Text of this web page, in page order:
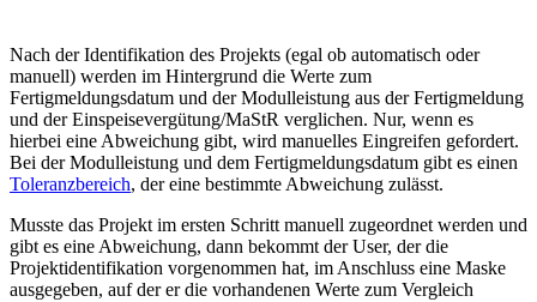
Nach der Identifikation des Projekts (egal ob automatisch oder
manuell) werden im Hintergrund die Werte zum
Fertigmeldungsdatum und der Modulleistung aus der Fertigmeldung
und der Einspeisevergütung/MaStR verglichen. Nur, wenn es
hierbei eine Abweichung gibt, wird manuelles Eingreifen gefordert.
Bei der Modulleistung und dem Fertigmeldungsdatum gibt es einen
Toleranzbereich, der eine bestimmte Abweichung zulässt.
Musste das Projekt im ersten Schritt manuell zugeordnet werden und
gibt es eine Abweichung, dann bekommt der User, der die
Projektidentifikation vorgenommen hat, im Anschluss eine Maske
ausgegeben, auf der er die vorhandenen Werte zum Vergleich